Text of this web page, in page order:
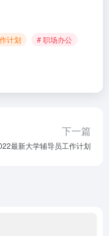
计划 # 职场办公
下一篇
最新大学辅导员工作计划